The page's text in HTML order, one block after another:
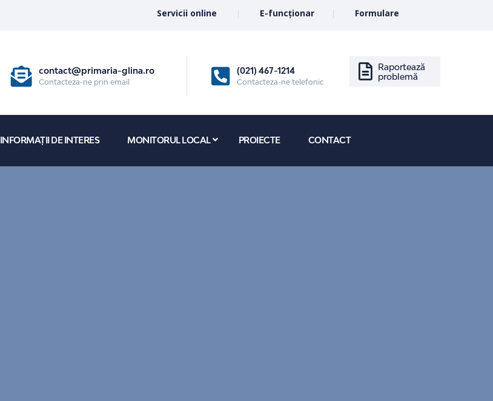
Servicii online E-funcționar Formulare
contact@primaria-glina.ro
Contacteza-ne prin email
(021) 467-1214
Contacteza-ne telefonic
Raportează
problemă
INFORMAȚII DE INTERES MONITORUL LOCAL PROIECTE CONTACT